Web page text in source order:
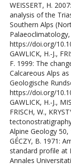
WEISSERT, H.
analysis of the
Southern Alps
https://doi.org/
GAWLICK, H.-J.,
F. 1999: The
Calcareous Alps
Geologische
https://doi.org/
GAWLICK, H.-J.,
FRISCH, W.,
Alpine Geology 50,
GÉCZY, B. 1971:
standard profile
Annales